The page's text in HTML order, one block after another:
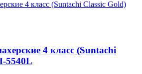
4 класс (Suntachi
5540L